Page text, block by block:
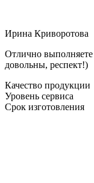
Ирина Криворотова
Отлично выполняете
довольны, респект!)
Качество продукции
Уровень сервиса
Срок изготовления